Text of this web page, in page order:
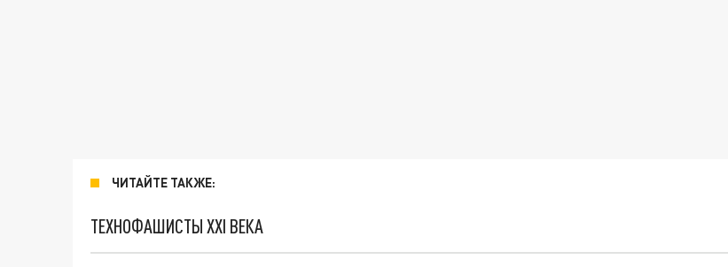
ЧИТАЙТЕ ТАКЖЕ:
ТЕХНОФАШИСТЫ XXI ВЕКА